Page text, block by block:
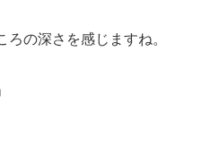
の深さを感じますね。